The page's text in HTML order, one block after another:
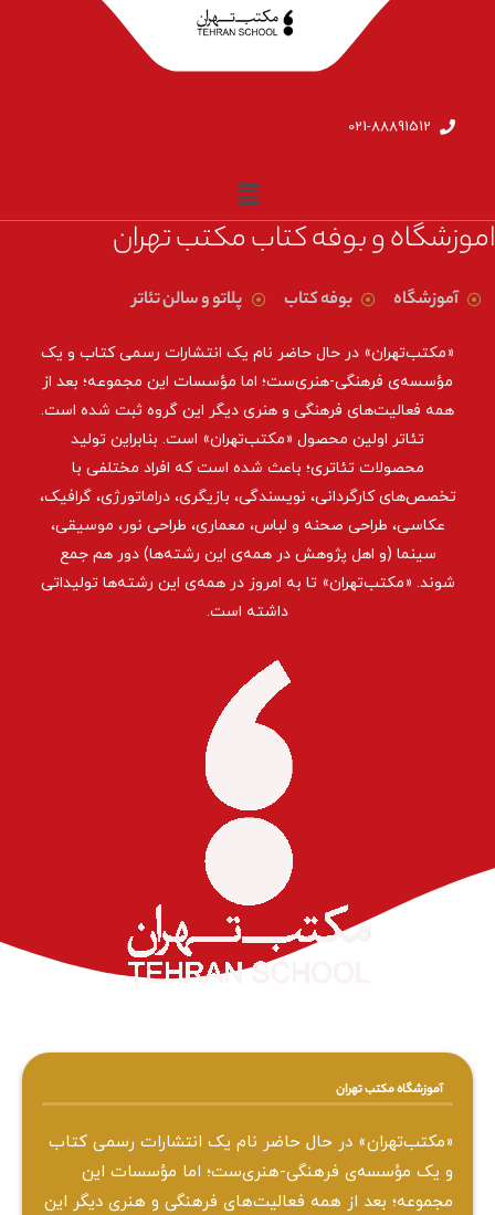
021-88891512
اموزشگاه و بوفه کتاب مکتب تهران
آموزشگاه بوفه کتاب پلاتو و سالن تئاتر
«مکتب‌تهران» در حال حاضر نام یک انتشارات رسمی کتاب و یک
مؤسسه‌ی فرهنگی-هنری‌ست؛ اما مؤسسات این مجموعه؛ بعد از
همه‌ فعالیت‌های فرهنگی و هنری دیگر این گروه ثبت شده است.
تئاتر اولین محصول «مکتب‌تهران» است. بنابراین تولید
محصولات تئاتری؛ باعث شده است که افراد مختلفی با
تخصص‌های کارگردانی، نویسندگی، بازیگری، دراماتورژی، گرافیک،
عکاسی، طراحی ‌صحنه و لباس، معماری، طراحی نور، موسیقی،
سینما (و اهل پژوهش در همه‌ی این رشته‌ها) دور هم جمع
شوند. «مکتب‌تهران» تا به امروز در همه‌ی این رشته‌ها تولیداتی
داشته است.
آموزشگاه مکتب تهران
«مکتب‌تهران» در حال حاضر نام یک انتشارات رسمی کتاب
و یک مؤسسه‌ی فرهنگی-هنری‌ست؛ اما مؤسسات این
مجموعه؛ بعد از همه‌ فعالیت‌های فرهنگی و هنری دیگر این